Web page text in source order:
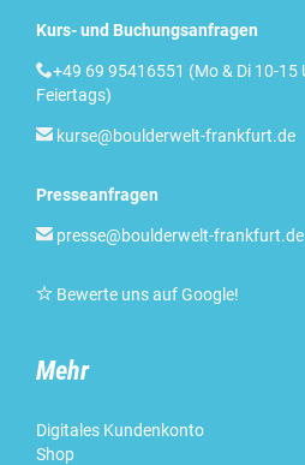
Kurs- und Buchungsanfragen
+49 69 95416551 (Mo & Di 10-
Feiertags)
 kurse@boulderwelt-frankfurt.de
Presseanfragen
 presse@boulderwelt-frankfurt.de
 Bewerte uns auf Google!
Mehr
Digitales Kundenkonto
Shop